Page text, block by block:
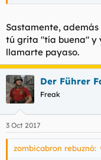
Sastamente,
tú grita "tía buena" y
llamarte payaso.
Der Führer
Freak
3 Oct 2017
zombicabron rebuznó: